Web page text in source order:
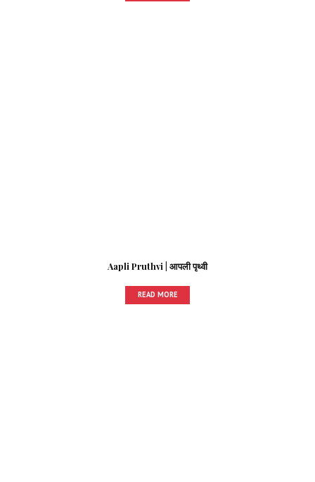
Aapli Pruthvi | आपली पृथ्वी
READ MORE